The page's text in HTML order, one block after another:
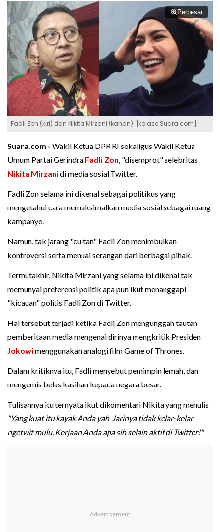
Perbesar
Fadli Zon (kiri) dan Nikita Mirzani (kanan). [kolase Suara.com]
Suara.com - Wakil Ketua DPR RI sekaligus Wakil Ketua
Umum Partai Gerindra Fadli Zon, "disemprot" selebritas
Nikita Mirzanidi media sosial Twitter.
Fadli Zon selama ini dikenal sebagai politikus yang
mengetahui cara memaksimalkan media sosial sebagai ruang
kampanye.
Namun, tak jarang "cuitan" Fadli Zon menimbulkan
kontroversi serta menuai serangan dari berbagai pihak.
Termutakhir, Nikita Mirzani yang selama ini dikenal tak
memunyai preferensi politik apa pun ikut menanggapi
"kicauan" politis Fadli Zon di Twitter.
Hal tersebut terjadi ketika Fadli Zon mengunggah tautan
pemberitaan media mengenai dirinya mengkritik Presiden
Jokowimenggunakan analogi film Game of Thrones.
Dalam kritiknya itu, Fadli menyebut pemimpin lemah, dan
mengemis belas kasihan kepada negara besar.
Tulisannya itu ternyata ikut dikomentari Nikita yang menulis
"Yang kuat itu kayak Anda yah. Jarinya tidak kelar-kelar
ngetwit mulu. Kerjaan Anda apa sih selain aktif di Twitter!"